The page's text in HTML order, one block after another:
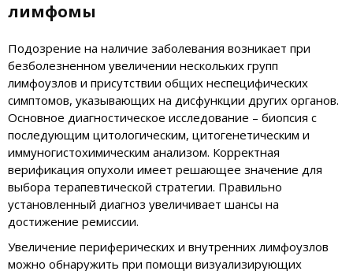
лимфомы
Подозрение на наличие заболевания возникает при
безболезненном увеличении нескольких групп
лимфоузлов и присутствии общих неспецифических
симптомов, указывающих на дисфункции других органов.
Основное диагностическое исследование – биопсия с
последующим цитологическим, цитогенетическим и
иммуногистохимическим анализом. Корректная
верификация опухоли имеет решающее значение для
выбора терапевтической стратегии. Правильно
установленный диагноз увеличивает шансы на
достижение ремиссии.
Увеличение периферических и внутренних лимфоузлов
можно обнаружить при помощи визуализирующих